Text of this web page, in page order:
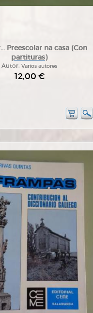
Preescolar na casa (Con
partituras)
Autor:Varios autores
12,00 €